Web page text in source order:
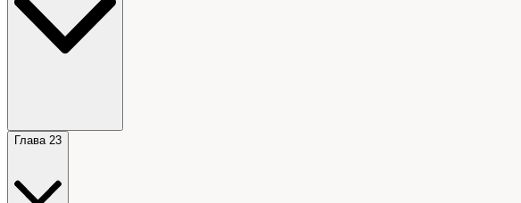
Глава 23